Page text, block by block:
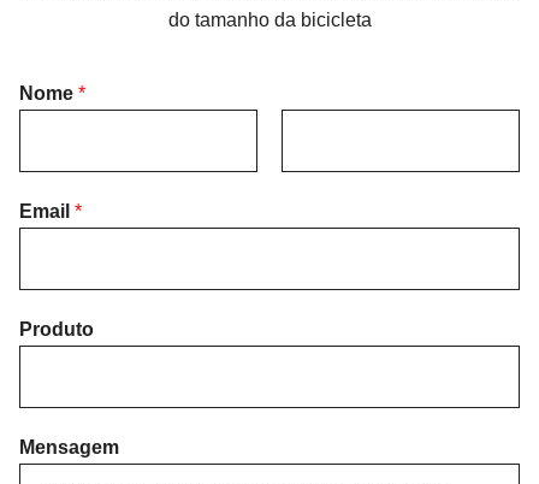
do tamanho da bicicleta
Nome *
t
Email *
Produto
Mensagem